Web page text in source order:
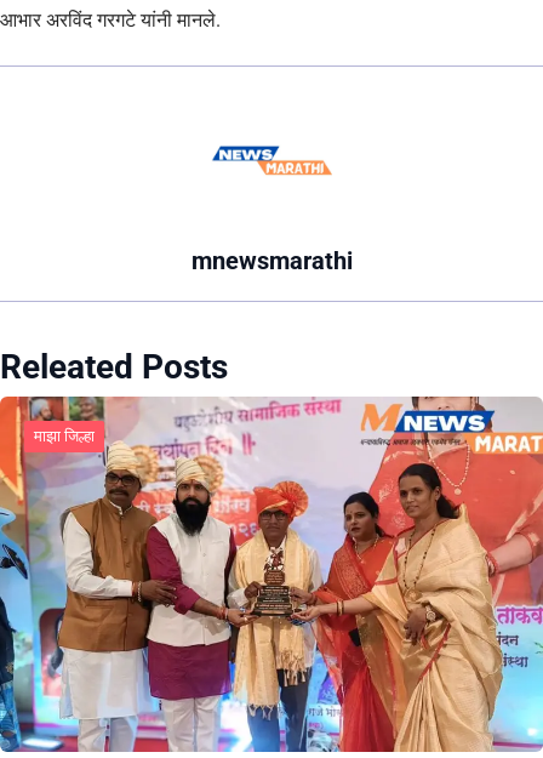
आभार अरविंद गरगटे यांनी मानले.
mnewsmarathi
Releated Posts
माझा जिल्हा